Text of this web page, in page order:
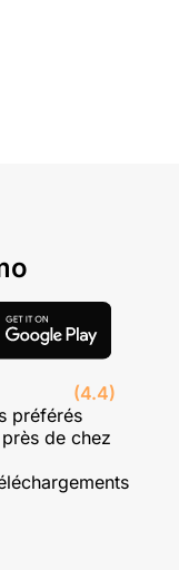
(4.4)
préférés
de chez